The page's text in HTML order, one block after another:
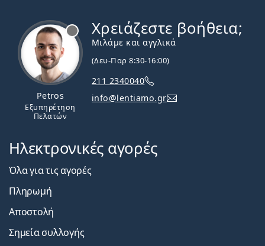
Petros
Εξυπηρέτηση
Πελατών
Χρειάζεστε βοήθεια;
Μιλάμε και αγγλικά
(Δευ-Παρ 8:30-16:00)
211 2340040
info@lentiamo.gr
Ηλεκτρονικές αγορές
Όλα για τις αγορές
Πληρωμή
Αποστολή
Σημεία συλλογής